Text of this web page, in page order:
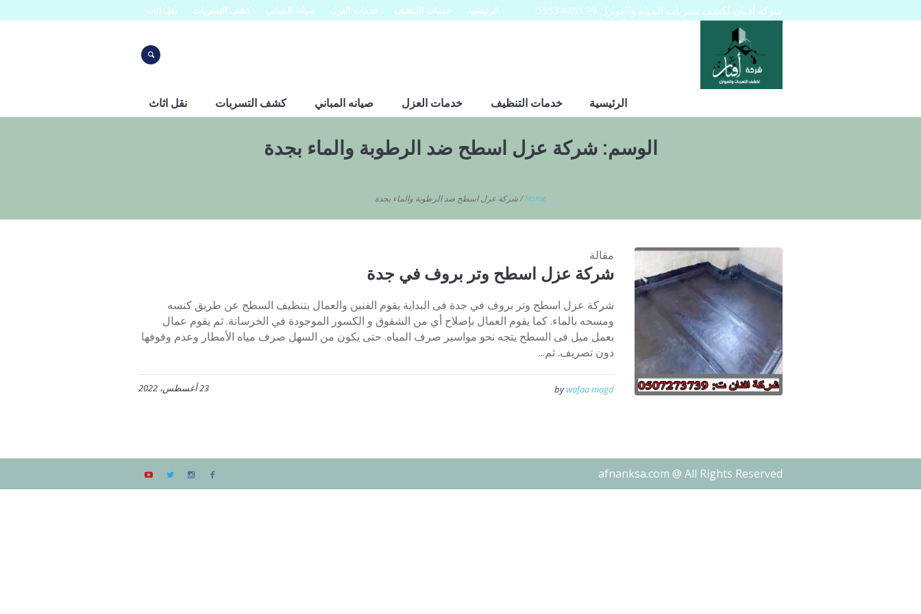
الرئيسية خدمات التنظيف خدمات العزل صيانه المباني كشف التسربات نقل اثاث شركة أفنان لكشف تسربات المياه والعوازل 0553445129
الرئيسية خدمات التنظيف خدمات العزل صيانه المباني كشف التسربات نقل اثاث
الوسم:شركة عزل اسطح ضد الرطوبة والماء بجدة
Home
/شركة عزل اسطح ضد الرطوبة والماء بجدة
مقالة
شركة عزل اسطح وتر بروف في جدة
شركة عزل اسطح وتر بروف في جدة فى البداية يقوم الفنين والعمال بتنظيف السطح عن طريق كنسه
ومسحه بالماء. كما يقوم العمال بإصلاح أي من الشقوق و الكسور الموجودة في الخرسانة. ثم يقوم عمال
بعمل ميل فى السطح يتجه نحو مواسير صرف المياه. حتى يكون من السهل صرف مياه الأمطار وعدم وقوفها
دون تصريف. ثم...
23 أغسطس، 2022 bywafaa magd
afnanksa.com @ All Rights Reserved